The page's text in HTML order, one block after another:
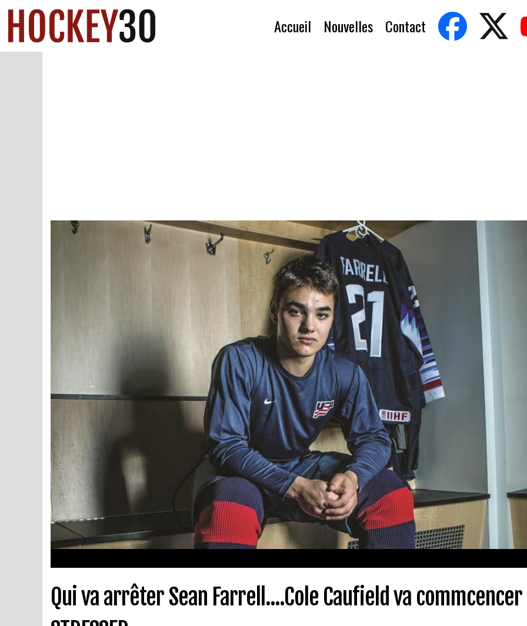
Accueil Nouvelles Contact
Qui va arrêter Sean Farrell....Cole Caufield va commcencer